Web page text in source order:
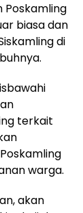
Poskamling
biasa dan
di
terkait
warga.
akan